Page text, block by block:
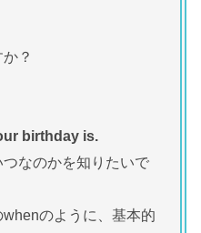
？
birthday is.
なのかを知りたいで
のように、基本的